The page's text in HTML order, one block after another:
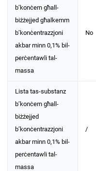
b’konċern għall-
biżżejjed għalkemm
b’konċentrazzjoni
akbar minn 0,1% bil-
perċentawli tal-
massa
No
Lista tas-substanz
b’konċern għall-
biżżejjed
b’konċentrazzjoni
akbar minn 0,1% bil-
perċentawli tal-
massa
/